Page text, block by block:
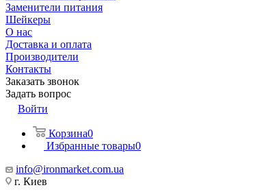
Заменители питания
Шейкеры
О нас
Доставка и оплата
Производители
Контакты
Заказать звонок
Задать вопрос
Войти
Корзина0
Избранные товары0
info@ironmarket.com.ua
г. Киев